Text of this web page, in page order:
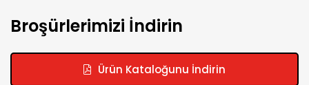
Broşürlerimizi İndirin
Ürün Kataloğunu İndirin